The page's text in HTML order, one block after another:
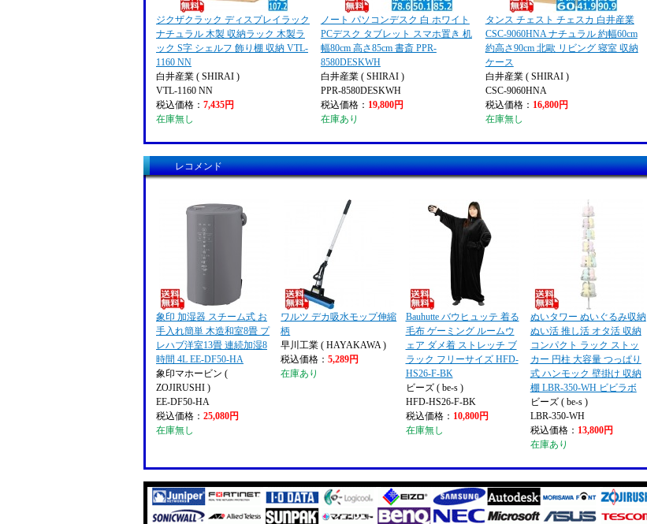
ジクザクラック ディスプレイラック
ナチュラル 木製 収納ラック 木製ラ
ック S字 シェルフ 飾り棚 収納 VTL-
1160 NN
白井産業 ( SHIRAI )
VTL-1160 NN
税込価格： 7,435円
在庫無し
ノート パソコンデスク 白 ホワイト
PCデスク タブレット スマホ置き 机
幅80cm 高さ85cm 書斎 PPR-
8580DESKWH
白井産業 ( SHIRAI )
PPR-8580DESKWH
税込価格： 19,800円
在庫あり
タンス チェスト チェスカ 白井産業
CSC-9060HNA ナチュラル 約幅60cm
約高さ90cm 北歐 リビング 寝室 収納
ケース
白井産業 ( SHIRAI )
CSC-9060HNA
税込価格： 16,800円
在庫無し
レコメンド
象印 加湿器 スチーム式 お
手入れ簡単 木造和室8畳 プ
レハブ洋室13畳 連続加湿8
時間 4L EE-DF50-HA
象印マホービン (
ZOJIRUSHI )
EE-DF50-HA
税込価格： 25,080円
在庫無し
ワルツ デカ吸水モップ伸縮
柄
早川工業 ( HAYAKAWA )
税込価格：5,289円
在庫あり
Bauhutte バウヒュッテ 着る
毛布 ゲーミング ルームウ
ェア ダメ着 ストレッチ ブ
ラック フリーサイズ HFD-
HS26-F-BK
ビーズ ( be-s )
HFD-HS26-F-BK
税込価格： 10,800円
在庫無し
ぬいタワー ぬいぐるみ収納
ぬい活 推し活 オタ活 収納
コンパクト ラック ストッ
カー 円柱 大容量 つっぱり
式 ハンモック 壁掛け 収納
棚 LBR-350-WH ビビラボ
ビーズ ( be-s )
LBR-350-WH
税込価格： 13,800円
在庫あり